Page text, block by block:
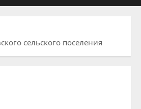
сельского поселения